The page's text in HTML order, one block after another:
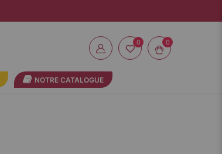
0
NOTRE CATALOGUE